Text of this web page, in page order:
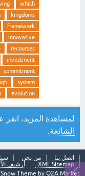
which
kingdoms
framework
innovative
recourses
investment
commitment
system
evolution
لمشاهدة المزيد، انقر
الشائعة
اتصل بنا من نحن
XML Sitemap
أرشيف
Snow Theme by Q2A Market